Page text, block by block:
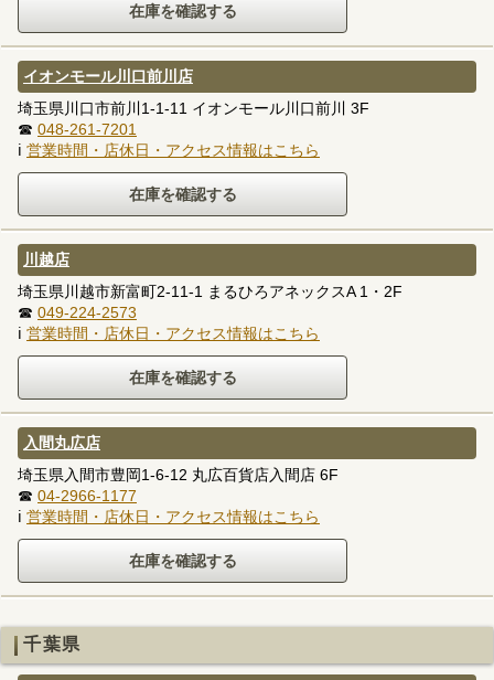
イオンモール川口前川店
埼玉県川口市前川1-1-11 イオンモール川口前川 3F
☎ 048-261-7201
ℹ 営業時間・店休日・アクセス情報はこちら
川越店
埼玉県川越市新富町2-11-1 まるひろアネックスA 1・2F
☎ 049-224-2573
ℹ 営業時間・店休日・アクセス情報はこちら
入間丸広店
埼玉県入間市豊岡1-6-12 丸広百貨店入間店 6F
☎ 04-2966-1177
ℹ 営業時間・店休日・アクセス情報はこちら
千葉県